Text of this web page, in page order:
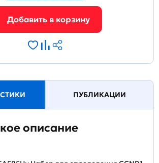
ПУБЛИКАЦИИ
описание